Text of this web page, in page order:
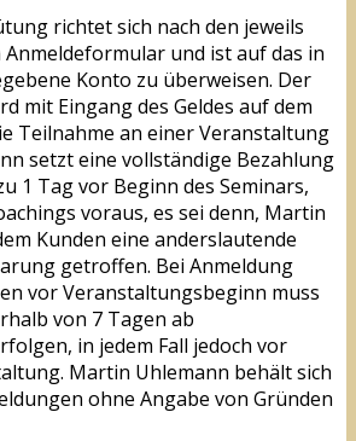
richtet sich nach den jeweils
und ist auf das in
Konto zu überweisen. Der
mit Eingang des Geldes auf dem
Teilnahme an einer Veranstaltung
setzt eine vollständige Bezahlung
1 Tag vor Beginn des Seminars,
voraus, es sei denn, Martin
Kunden eine anderslautende
getroffen. Bei Anmeldung
vor Veranstaltungsbeginn muss
von 7 Tagen ab
in jedem Fall jedoch vor
Martin Uhlemann behält sich
ohne Angabe von Gründen